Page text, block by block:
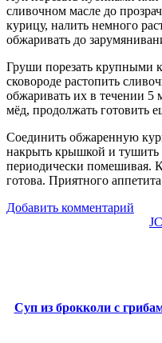
сливочном масле до
курицу, налить немного
обжаривать до
Груши порезать крупными
сковороде растопить
обжаривать их в течении 5
мёд, продолжать готовить
Соединить обжаренную
накрыть крышкой и
периодически помешивая.
готова. Приятного
Добавить комментарий
Суп из брокколи с